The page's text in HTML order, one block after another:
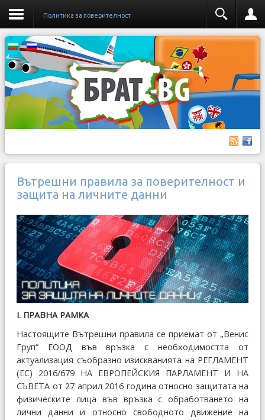
Политика за поверителност
Вътрешни правила за поверителност и
защита на личните данни
І. ПРАВНА РАМКА
Настоящите Вътрешни правила се приемат от „Венис
Груп“ ЕООД във връзка с необходимостта от
актуализация съобразно изискванията на РЕГЛАМЕНТ
(ЕС) 2016/679 НА ЕВРОПЕЙСКИЯ ПАРЛАМЕНТ И НА
СЪВЕТА от 27 април 2016 година относно защитата на
физическите лица във връзка с обработването на
лични данни и относно свободното движение на